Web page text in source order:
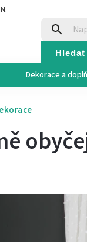
Hledat
Dekorace a